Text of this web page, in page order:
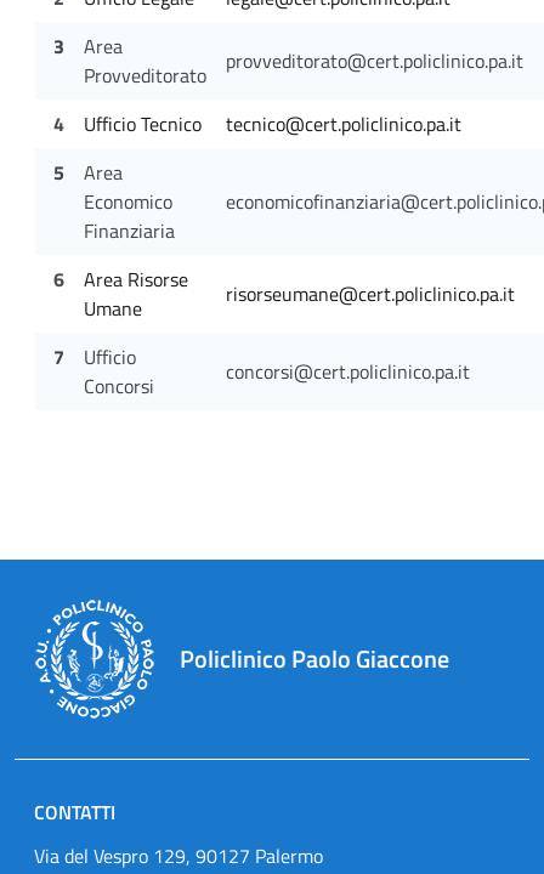
3
Area
Provveditorato
provveditorato@cert.policlinico.pa.it
4 Ufficio Tecnico
tecnico@cert.policlinico.pa.it
5
Area
Economico
Finanziaria
6
Area Risorse
Umane
risorseumane@cert.policlinico.pa.it
7
Ufficio
Concorsi
concorsi@cert.policlinico.pa.it
Policlinico Paolo Giaccone
CONTATTI
Via del Vespro 129, 90127 Palermo